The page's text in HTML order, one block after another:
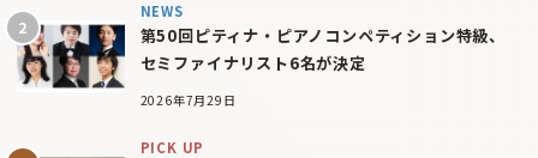
NEWS
第50回ピティナ・ピアノコンペティション特級、
セミファイナリスト6名が決定
2026年7月29日
PICK UP